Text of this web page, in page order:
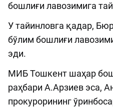
бошлиғи лавозимига
У тайинловга қадар,
бўлим бошлиғи
эди.
МИБ Тошкент шаҳар
раҳбари А.Арзиев эса,
прокурорининг